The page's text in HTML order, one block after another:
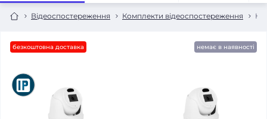
Відеоспостереження Комплекти відеоспостереження
безкоштовна доставка немає в наявності